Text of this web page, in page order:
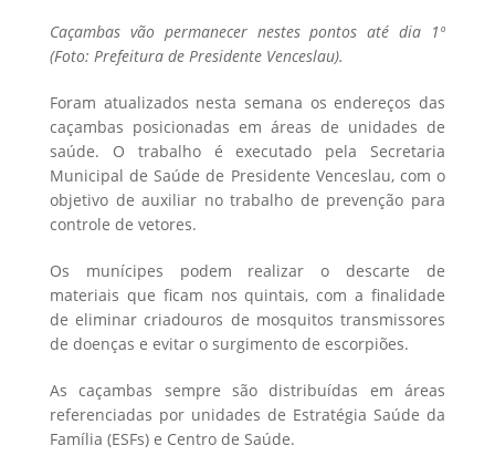
Caçambas vão permanecer nestes pontos até dia 1º
(Foto: Prefeitura de Presidente Venceslau).
Foram atualizados nesta semana os endereços das
caçambas posicionadas em áreas de unidades de
saúde. O trabalho é executado pela Secretaria
Municipal de Saúde de Presidente Venceslau, com o
objetivo de auxiliar no trabalho de prevenção para
controle de vetores.
Os munícipes podem realizar o descarte de
materiais que ficam nos quintais, com a finalidade
de eliminar criadouros de mosquitos transmissores
de doenças e evitar o surgimento de escorpiões.
As caçambas sempre são distribuídas em áreas
referenciadas por unidades de Estratégia Saúde da
Família (ESFs) e Centro de Saúde.